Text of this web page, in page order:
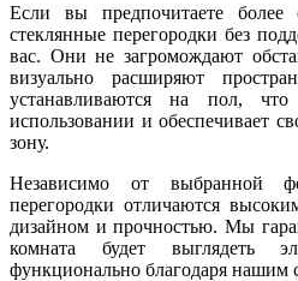
Если вы предпочитаете более
стеклянные перегородки без
вас. Они не загромождают
визуально расширяют
устанавливаются на пол,
использовании и обеспечивает
зону.
Независимо от выбранной
перегородки отличаются
дизайном и прочностью. Мы
комната будет выглядеть
функционально благодаря нашим